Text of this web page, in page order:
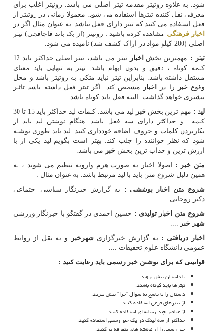
شود. به علاوه روتیتر مقدمه تیتر اصلی می باشد. روتیتر اغلب برای
معرفی نقل کننده تیترها استفاده می شود. معمولا زمانی در روتیتر از
فعل استفاده می کنند که تیتر دارای فعل نباشد. به عنوان مثال اگر در
اخبار فرهنگی مشاهده کرده باشید : روتیتر (از یک باند قاچاقچی) تیتر
اصلی (200 کیلو مواد در اراک کشف شد) نامیده می شود.
تیتر : مهمترین بخش اخبار
تیتر می باشد، تیتر اصلی حداکثر باید 12
کلمه کوتاه ، دقیق و بدون ابهام باشد. تیتر به تنهایی باید معنای
مستقل داشته باشد. بنابراین تیتر نباید متکی به روتیتر باشد و محل
وقوعخبر را در اخبار
مشخص کند. اگر تیتر فعل داشته باشد تاثیر
بیشتری خواهد گذاشت. البته فعل باید کوتاه باشد.
لید : مهم ترین بخش خبر
لید می باشد. کلمات لید حداکثر باید 15 تا 30
کلمه و حداکثر دارای سه فعل باشد. هنگام نوشتن لید باید از
بکاربردن کلمات و حروف اضافه خودداری کنید. لید باید طوری نوشته
شود که نظر خواننده را جلب کند. بهتر است بگویم لید یکی از با
ارزش ترین و جذاب ترین بخش خبر می باشد.
متن خبر : اصولا اخبار به صورت هرم وارونه تنظیم می شوند ، به
همین دلیل شروع متن باید با لید مرتبط باشد. به عنوان مثال :
شروع متن اخبار پوششی : به گزارش خبرنگار سیاسی اجتماعی
دکتر روحانی ....
شروع متن اخبار تولیدی : حسین احمدی در گفتگو با خبرنگار ورزشی
شهر خبر
اخبار دریافتی : به گزارش خبرگزاری شهرخبر و به نقل از روابط
عمومی دانشگاه علوم تحقیقات ....
قوانینی که برای نوشتن خبر رسمی باید رعایت کنید :
با داستان پیش بروید.
تیترها باید کوتاه باشند.
داستان را با پاسخ به سوال "چرا" پیش ببرید.
از تیترهای فرعی استفاده کنید.
از عناصر چند رسانه ای استفاده کنید.
حداکثر از سه لینک در یک خبر رسمی استفاده کنید.
خبر رسمی را از نوشته های متفرقه پر کنید.